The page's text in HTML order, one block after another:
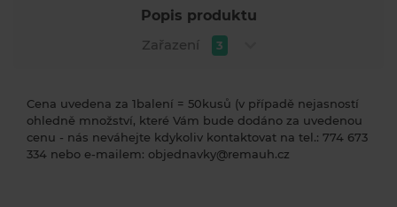
Popis produktu
Zařazení
3
Cena uvedena za 1balení = 50kusů (v případě nejasností
ohledně množství, které Vám bude dodáno za uvedenou
cenu - nás neváhejte kdykoliv kontaktovat na tel.: 774 673
334 nebo e-mailem: objednavky@remauh.cz